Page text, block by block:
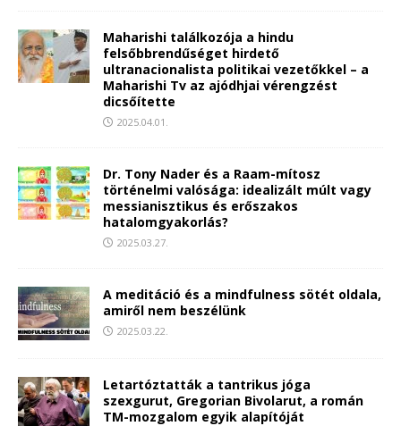
Maharishi találkozója a hindu
felsőbbrendűséget hirdető
ultranacionalista politikai vezetőkkel – a
Maharishi Tv az ajódhjai vérengzést
dicsőítette
2025.04.01.
Dr. Tony Nader és a Raam-mítosz
történelmi valósága: idealizált múlt vagy
messianisztikus és erőszakos
hatalomgyakorlás?
2025.03.27.
A meditáció és a mindfulness sötét oldala,
amiről nem beszélünk
2025.03.22.
Letartóztatták a tantrikus jóga
szexgurut, Gregorian Bivolarut, a román
TM-mozgalom egyik alapítóját